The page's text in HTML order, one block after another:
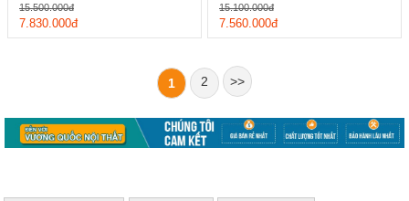
7.830.000đ
15.500.000đ
7.560.000đ
15.100.000đ
1 2 >>